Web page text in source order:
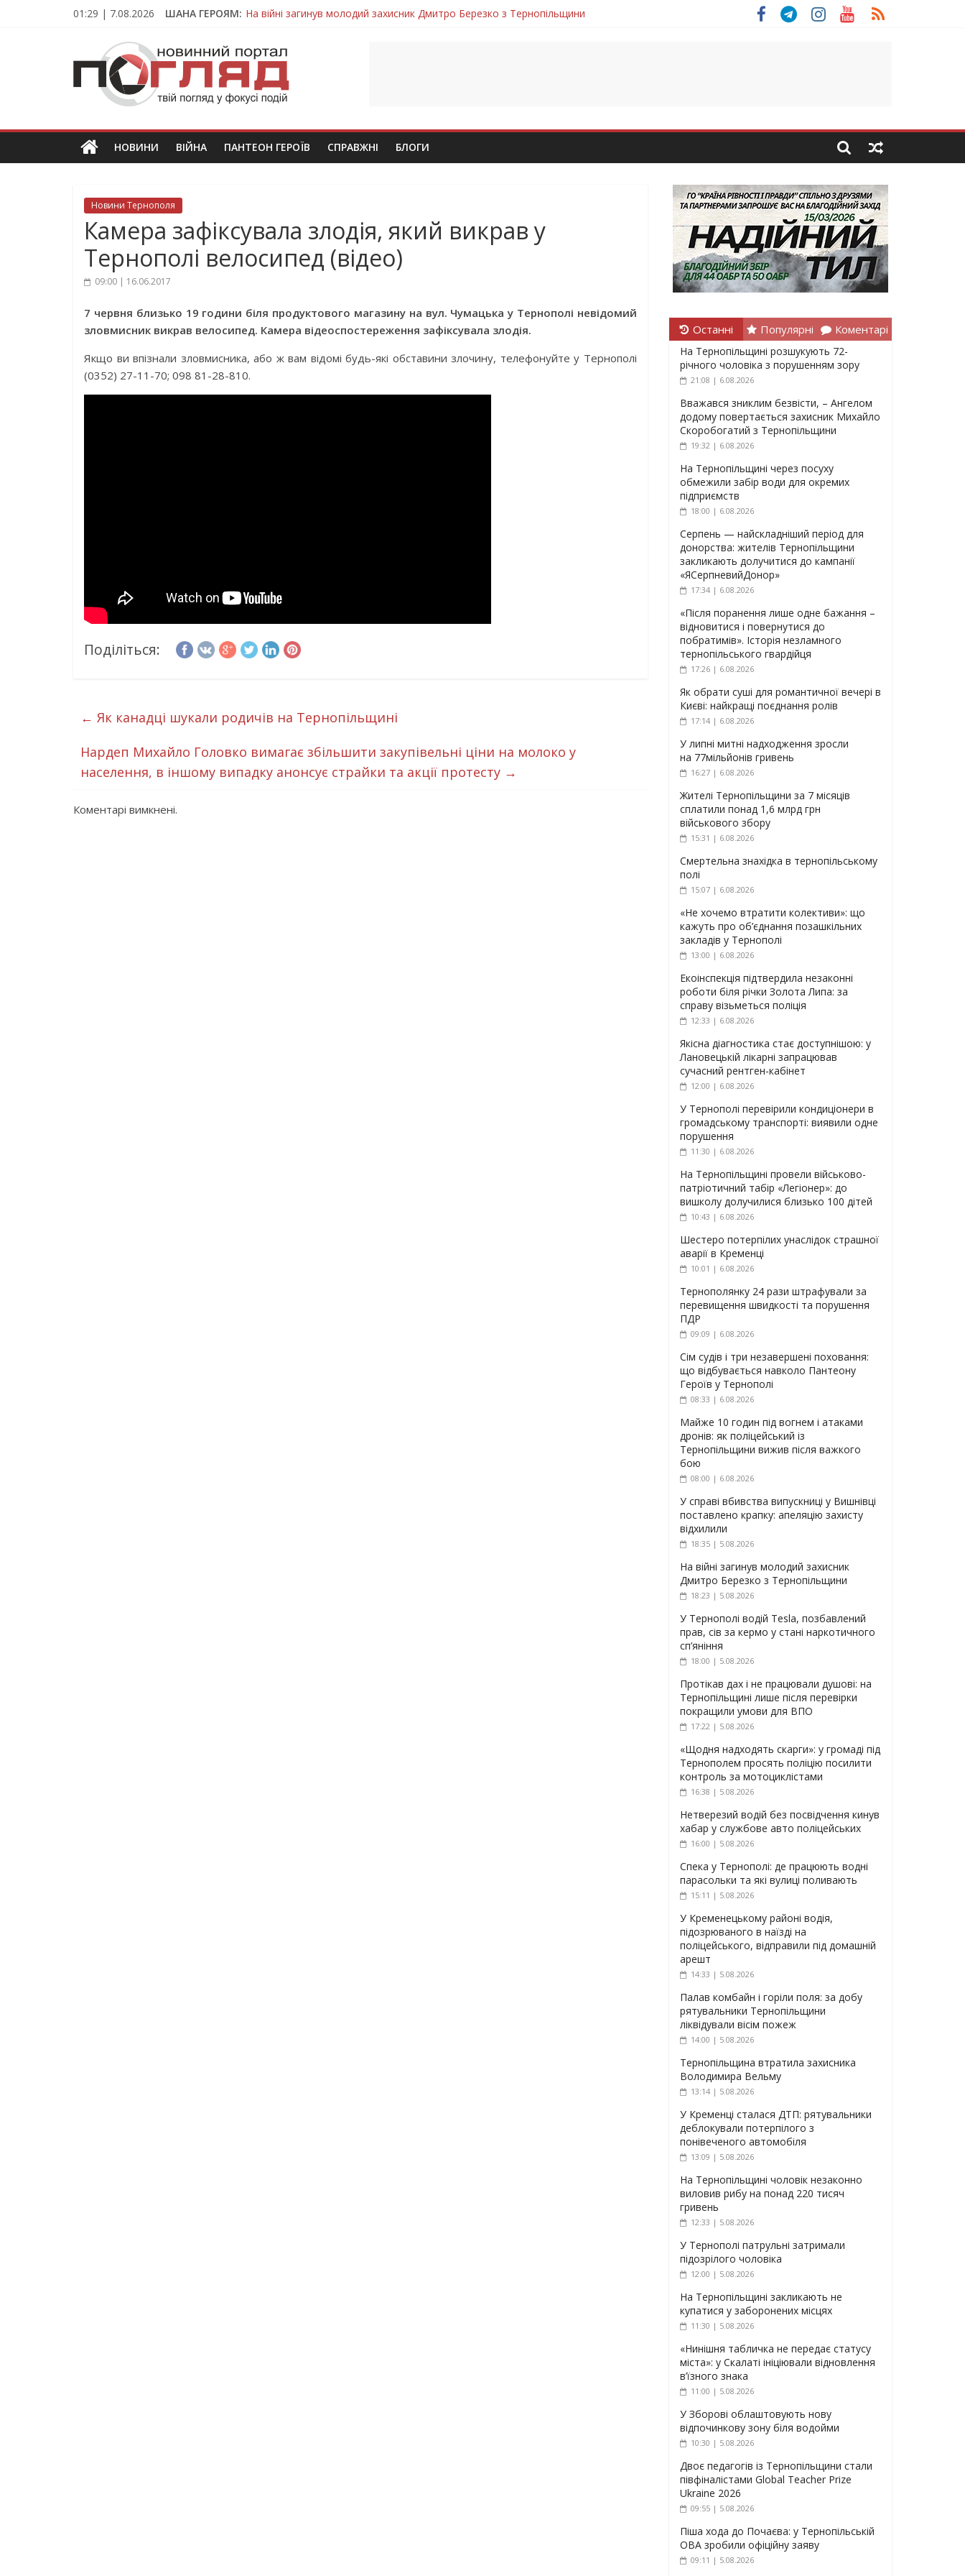
01:29 | 7.08.2026 ШАНА ГЕРОЯМ: На війні загинув молодий захисник Дмитро Березко з Тернопільщини
Захисник з Тернопільщини Петро Федів повертається до рідного дому «на щиті»
Тернопільщина в скорботі: на щиті повертається воїн Володимир Паламарчук
Вважався зниклим безвісти, – Ангелом додому повертається захисник Михайло Скоробогатий з Тернопільщини
ПОГЛЯД
Новини
Тернополя.
новини
та
НОВИНИ ВІЙНА ПАНТЕОН ГЕРОЇВ СПРАВЖНІ БЛОГИ
Новини Тернополя
Камера зафіксувала злодія, який викрав у
Тернополі велосипед (відео)
09:00 | 16.06.2017
7 червня близько 19 години біля продуктового магазину на вул. Чумацька у Тернополі невідомий
зловмисник викрав велосипед. Камера відеоспостереження зафіксувала злодія.
Якщо ви впізнали зловмисника, або ж вам відомі будь-які обставини злочину, телефонуйте у Тернополі
(0352) 27-11-70; 098 81-28-810.
Поділіться:
← Як канадці шукали родичів на Тернопільщині
Нардеп Михайло Головко вимагає збільшити закупівельні ціни на молоко у
населення, в іншому випадку анонсує страйки та акції протесту →
Коментарі вимкнені.
Останні Популярні Коментарі
На Тернопільщині розшукують 72-
річного чоловіка з порушенням зору
21:08 | 6.08.2026
Вважався зниклим безвісти, – Ангелом
додому повертається захисник Михайло
Скоробогатий з Тернопільщини
19:32 | 6.08.2026
На Тернопільщині через посуху
обмежили забір води для окремих
підприємств
18:00 | 6.08.2026
Серпень — найскладніший період для
донорства: жителів Тернопільщини
закликають долучитися до кампанії
«ЯСерпневийДонор»
17:34 | 6.08.2026
«Після поранення лише одне бажання –
відновитися і повернутися до
побратимів». Історія незламного
тернопільського гвардійця
17:26 | 6.08.2026
Як обрати суші для романтичної вечері в
Києві: найкращі поєднання ролів
17:14 | 6.08.2026
У липні митні надходження зросли
на 77мільйонів гривень
16:27 | 6.08.2026
Жителі Тернопільщини за 7 місяців
сплатили понад 1,6 млрд грн
військового збору
15:31 | 6.08.2026
Смертельна знахідка в тернопільському
полі
15:07 | 6.08.2026
«Не хочемо втратити колективи»: що
кажуть про об’єднання позашкільних
закладів у Тернополі
13:00 | 6.08.2026
Екоінспекція підтвердила незаконні
роботи біля річки Золота Липа: за
справу візьметься поліція
12:33 | 6.08.2026
Якісна діагностика стає доступнішою: у
Лановецькій лікарні запрацював
сучасний рентген-кабінет
12:00 | 6.08.2026
У Тернополі перевірили кондиціонери в
громадському транспорті: виявили одне
порушення
11:30 | 6.08.2026
На Тернопільщині провели військово-
патріотичний табір «Легіонер»: до
вишколу долучилися близько 100 дітей
10:43 | 6.08.2026
Шестеро потерпілих унаслідок страшної
аварії в Кременці
10:01 | 6.08.2026
Тернополянку 24 рази штрафували за
перевищення швидкості та порушення
ПДР
09:09 | 6.08.2026
Сім судів і три незавершені поховання:
що відбувається навколо Пантеону
Героїв у Тернополі
08:33 | 6.08.2026
Майже 10 годин під вогнем і атаками
дронів: як поліцейський із
Тернопільщини вижив після важкого
бою
08:00 | 6.08.2026
У справі вбивства випускниці у Вишнівці
поставлено крапку: апеляцію захисту
відхилили
18:35 | 5.08.2026
На війні загинув молодий захисник
Дмитро Березко з Тернопільщини
18:23 | 5.08.2026
У Тернополі водій Tesla, позбавлений
прав, сів за кермо у стані наркотичного
сп’яніння
18:00 | 5.08.2026
Протікав дах і не працювали душові: на
Тернопільщині лише після перевірки
покращили умови для ВПО
17:22 | 5.08.2026
«Щодня надходять скарги»: у громаді під
Тернополем просять поліцію посилити
контроль за мотоциклістами
16:38 | 5.08.2026
Нетверезий водій без посвідчення кинув
хабар у службове авто поліцейських
16:00 | 5.08.2026
Спека у Тернополі: де працюють водні
парасольки та які вулиці поливають
15:11 | 5.08.2026
У Кременецькому районі водія,
підозрюваного в наїзді на
поліцейського, відправили під домашній
арешт
14:33 | 5.08.2026
Палав комбайн і горіли поля: за добу
рятувальники Тернопільщини
ліквідували вісім пожеж
14:00 | 5.08.2026
Тернопільщина втратила захисника
Володимира Вельму
13:14 | 5.08.2026
У Кременці сталася ДТП: рятувальники
деблокували потерпілого з
понівеченого автомобіля
13:09 | 5.08.2026
На Тернопільщині чоловік незаконно
виловив рибу на понад 220 тисяч
гривень
12:33 | 5.08.2026
У Тернополі патрульні затримали
підозрілого чоловіка
12:00 | 5.08.2026
На Тернопільщині закликають не
купатися у заборонених місцях
11:30 | 5.08.2026
«Нинішня табличка не передає статусу
міста»: у Скалаті ініціювали відновлення
в’їзного знака
11:00 | 5.08.2026
У Зборові облаштовують нову
відпочинкову зону біля водойми
10:30 | 5.08.2026
Двоє педагогів із Тернопільщини стали
півфіналістами Global Teacher Prize
Ukraine 2026
09:55 | 5.08.2026
Піша хода до Почаєва: у Тернопільській
ОВА зробили офіційну заяву
09:11 | 5.08.2026